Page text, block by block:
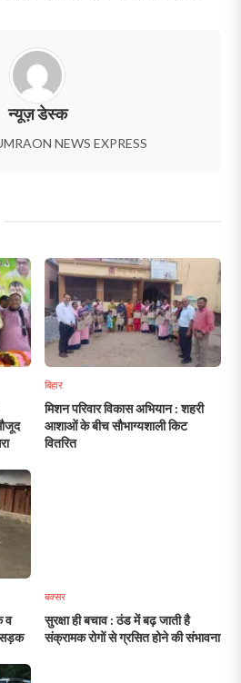
न्यूज़ डेस्क
NEWS EXPRESS
बिहार
मिशन परिवार विकास अभियान : शहरी
आशाओं के बीच सौभाग्यशाली किट
वितरित
व
सड़क
बक्सर
सुरक्षा ही बचाव : ठंड में बढ़ जाती है
संक्रामक रोगों से ग्रसित होने की संभावना